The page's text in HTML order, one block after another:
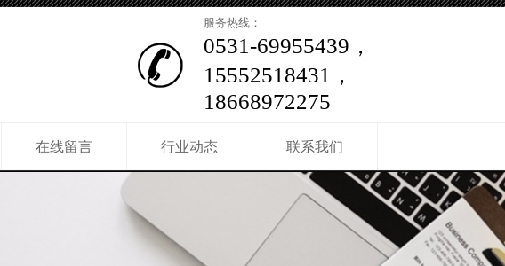
服务热线：
0531-69955439，
15552518431，
18668972275
在线留言 行业动态 联系我们